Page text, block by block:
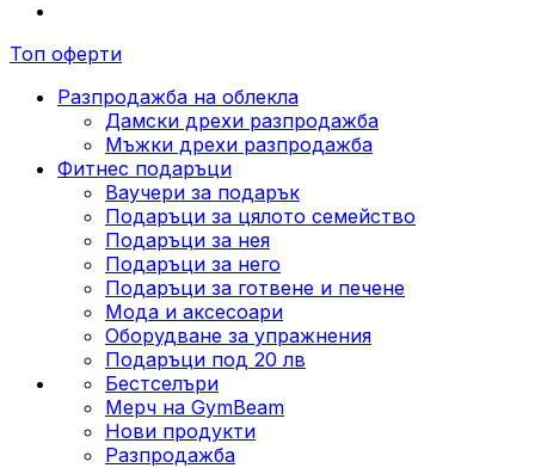
Топ оферти
Разпродажба на облекла
Дамски дрехи разпродажба
Мъжки дрехи разпродажба
Фитнес подаръци
Ваучери за подарък
Подаръци за цялото семейство
Подаръци за нея
Подаръци за него
Подаръци за готвене и печене
Мода и аксесоари
Оборудване за упражнения
Подаръци под 20 лв
Бестселъри
Мерч на GymBeam
Нови продукти
Разпродажба